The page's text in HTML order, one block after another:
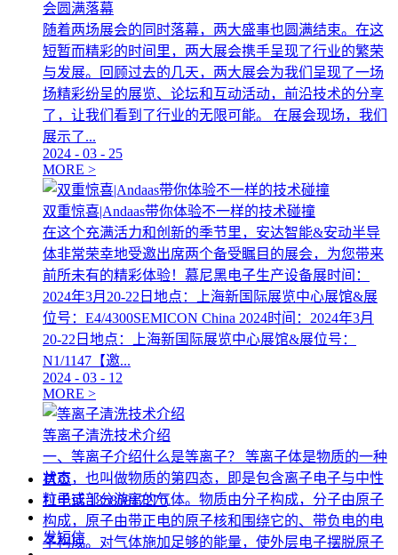
会圆满落幕
随着两场展会的同时落幕，两大盛事也圆满结束。在这
短暂而精彩的时间里，两大展会携手呈现了行业的繁荣
与发展。回顾过去的几天，两大展会为我们呈现了一场
场精彩纷呈的展览、论坛和互动活动，前沿技术的分享
了，让我们看到了行业的无限可能。 在展会现场，我们
展示了...
2024 - 03 - 25
MORE >
双重惊喜|Andaas带你体验不一样的技术碰撞
在这个充满活力和创新的季节里，安达智能&安动半导
体非常荣幸地受邀出席两个备受瞩目的展会，为您带来
前所未有的精彩体验！慕尼黑电子生产设备展时间：
2024年3月20-22日地点：上海新国际展览中心展馆&展
位号：E4/4300SEMICON China 2024时间：2024年3月
20-22日地点：上海新国际展览中心展馆&展位号：
N1/1147【邀...
2024 - 03 - 12
MORE >
等离子清洗技术介绍
一、等离子介绍什么是等离子？ 等离子体是物质的一种
状态，也叫做物质的第四态，即是包含离子电子与中性
粒子或部分游离的气体。物质由分子构成，分子由原子
构成，原子由带正电的原子核和围绕它的、带负电的电
子构成。对气体施加足够的能量，使外层电子摆脱原子
首页
打电话 13580817270
发短信